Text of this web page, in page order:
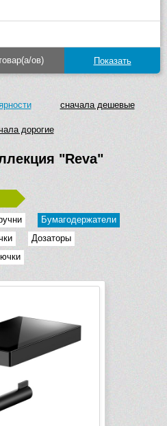
ов)
сначала дешевые
дорогие
"Reva"
Бумагодержатели
Дозаторы